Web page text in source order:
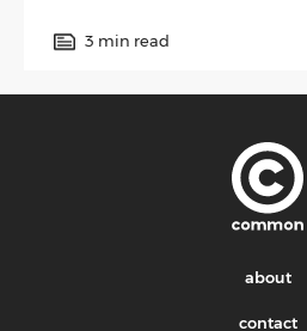
3 min read
about
contact